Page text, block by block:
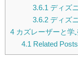
3.6.1 ディズ
3.6.2ディズ
4 カズレーザーと学
4.1 Related Posts